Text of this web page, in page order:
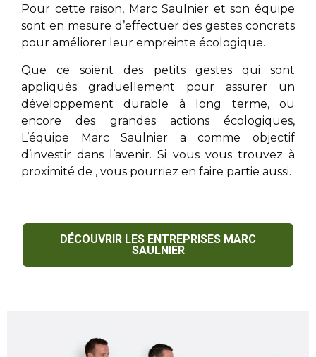
Pour cette raison, Marc Saulnier et son équipe
sont en mesure d’effectuer des gestes concrets
pour améliorer leur empreinte écologique.
Que ce soient des petits gestes qui sont
appliqués graduellement pour assurer un
développement durable à long terme, ou
encore des grandes actions écologiques,
L’équipe Marc Saulnier a comme objectif
d’investir dans l’avenir. Si vous vous trouvez à
proximité de , vous pourriez en faire partie aussi.
DÉCOUVRIR LES ENTREPRISES MARC
SAULNIER